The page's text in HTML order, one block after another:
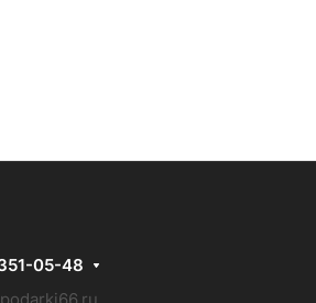
05-48